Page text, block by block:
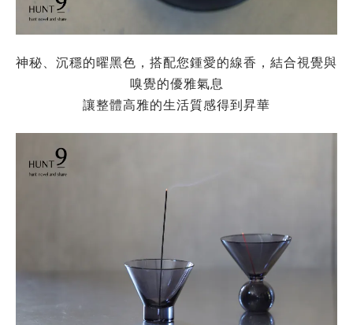
神秘、沉穩的曜黑色，搭配您鍾愛的線香，結合視覺與
嗅覺的優雅氣息
讓整體高雅的生活質感得到昇華